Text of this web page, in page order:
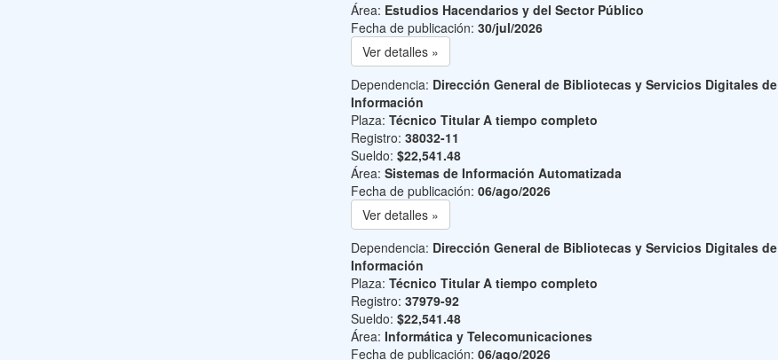
Área: Estudios Hacendarios y del Sector Público
Fecha de publicación: 30/jul/2026
Ver detalles »
Dependencia: Dirección General de Bibliotecas y Servicios Digitales de
Información
Plaza: Técnico Titular A tiempo completo
Registro: 38032-11
Sueldo: $22,541.48
Área: Sistemas de Información Automatizada
Fecha de publicación: 06/ago/2026
Ver detalles »
Dependencia: Dirección General de Bibliotecas y Servicios Digitales de
Información
Plaza: Técnico Titular A tiempo completo
Registro: 37979-92
Sueldo: $22,541.48
Área: Informática y Telecomunicaciones
Fecha de publicación: 06/ago/2026